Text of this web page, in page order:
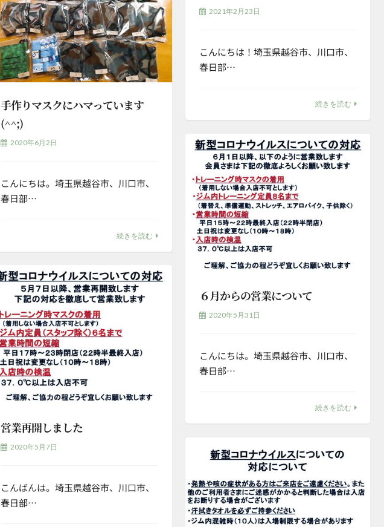
2021年2月23日
こんにちは！埼玉県越谷市、川口市、
春日部…
続きを読む
手作りマスクにハマっています
(^^;)
2020年6月2日
こんにちは。埼玉県越谷市、川口市、
春日部…
続きを読む
６月からの営業について
2020年5月31日
こんにちは。埼玉県越谷市、川口市、
春日部…
続きを読む
営業再開しました
2020年5月7日
こんばんは。埼玉県越谷市、川口市、
春日部…